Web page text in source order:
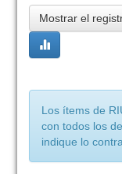
Mostrar el
Los ítems de
con todos los
indique lo